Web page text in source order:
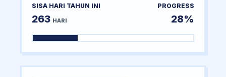
SISA HARI TAHUN INI
263 HARI
PROGRESS
28%